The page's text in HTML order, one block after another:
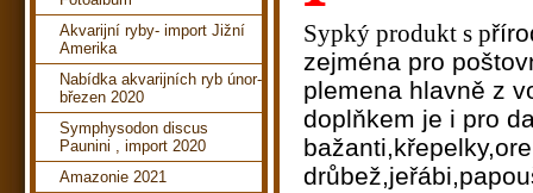
Sypký produkt s p
zejména pro
plemena hlavně z
doplňkem je i pro
Akvarijní ryby- import Jižní
Amerika
Nabídka akvarijních ryb únor-
březen 2020
Symphysodon discus
Paunini , import 2020
Amazonie 2021